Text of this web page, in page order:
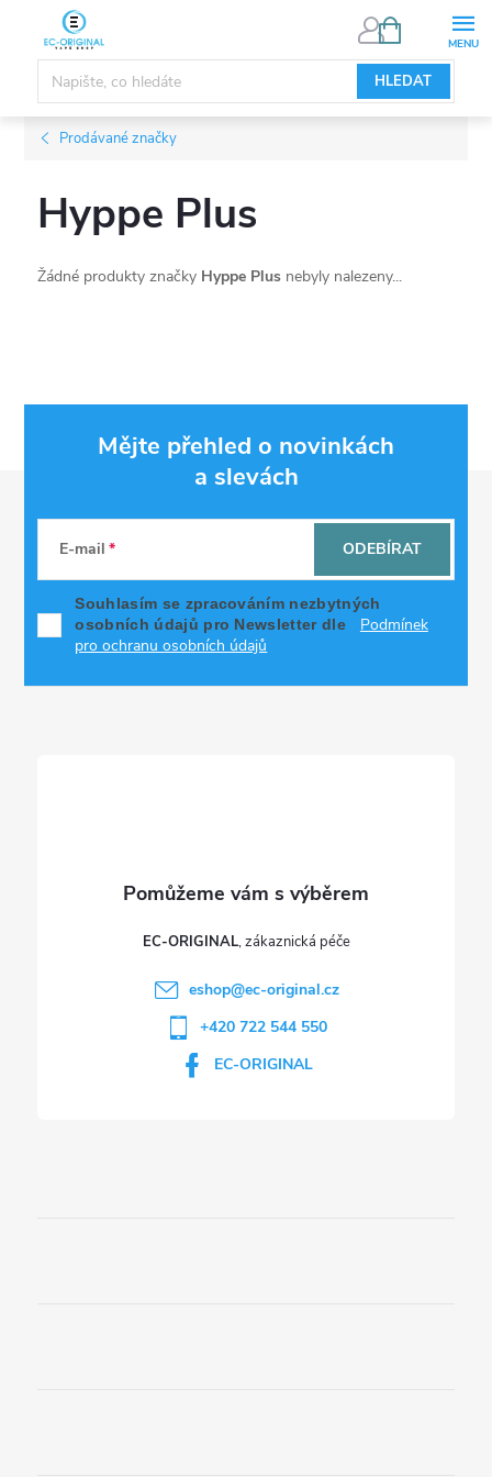
obsah
HLEDAT
NÁKUPNÍ
Prodávané značky
Hyppe Plus
Žádné produkty značky Hyppe Plus nebyly nalezeny...
Mějte přehled o novinkách
a slevách
E-mail
Souhlasím se zpracováním nezbytných
osobních údajů pro Newsletter dle
Podmínek
pro ochranu osobních údajů
ODEBÍRAT
EC-ORIGINAL
eshop@ec-original.cz
+420 722 544 550
EC-ORIGINAL